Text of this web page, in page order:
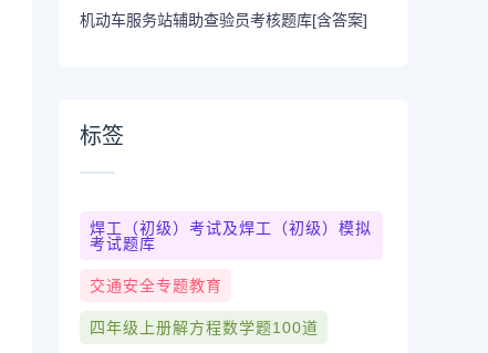
机动车服务站辅助查验员考核题库[含答案]
标签
焊工（初级）考试及焊工（初级）模拟
考试题库
交通安全专题教育
四年级上册解方程数学题100道